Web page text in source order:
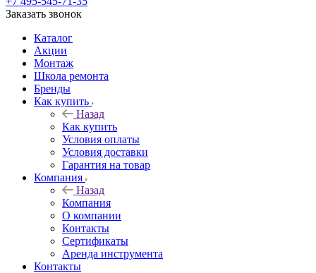
Заказать звонок
Каталог
Акции
Монтаж
Школа ремонта
Бренды
Как купить
Назад
Как купить
Условия оплаты
Условия доставки
Гарантия на товар
Компания
Назад
Компания
О компании
Контакты
Сертификаты
Аренда инструмента
Контакты